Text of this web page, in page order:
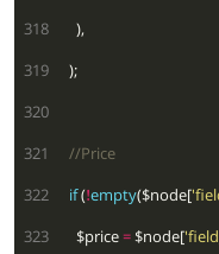
318
    ),
319
  );
320
321
//Price
322
if (!empty($node[
323
    $price
= $node[